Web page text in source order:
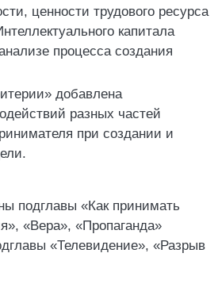
ценности трудового ресурса
капитала
процесса создания
добавлена
разных частей
при создании и
подглавы «Как принимать
«Вера», «Пропаганда»
«Телевидение», «Разрыв